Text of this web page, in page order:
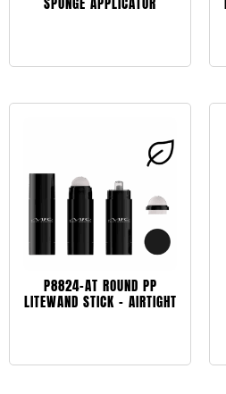
P8824-AT ROUND PP
LITEWAND STICK – AIRTIGHT